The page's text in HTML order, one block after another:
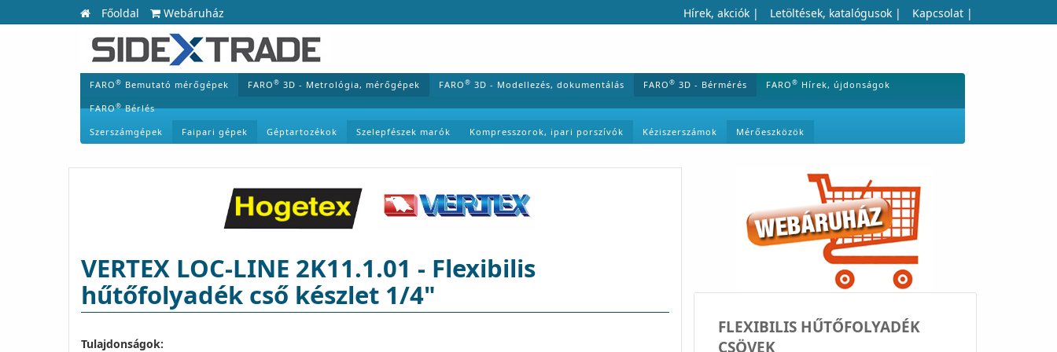
Főoldal Webáruház Hírek, akciók | Letöltések, katalógusok | Kapcsolat |
FARO® Bemutató mérőgépek FARO® 3D - Metrológia, mérőgépek FARO® 3D - Modellezés, dokumentálás FARO® 3D - Bérmérés FARO® Hírek, újdonságok
FARO®Bérlés
Szerszámgépek
Faipari gépek Géptartozékok Szelepfészek marók Kompresszorok, ipari porszívók Kéziszerszámok Mérőeszközök
VERTEX LOC-LINE 2K11.1.01 - Flexibilis
hűtőfolyadék cső készlet 1/4"
Tulajdonságok:
FLEXIBILIS HŰTŐFOLYADÉK
CSÖVEK